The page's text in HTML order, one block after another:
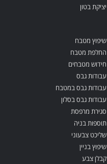
יציקת בטון
שיפוץ מטבח
החלפת מטבח
חידוש מטבחים
עבודות גבס
עבודות גבס במטבח
עבודות גבס בסלון
סגירת מרפסת
תוספות בניה
שליכט צבעוני
שיפוץ בניין
קבלן צבע